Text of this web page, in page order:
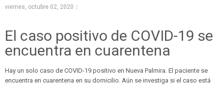
viernes, octubre 02, 2020
El caso positivo de COVID-19 se
encuentra en cuarentena
Hay un solo caso de COVID-19 positivo en Nueva Palmira. El paciente se
encuentra en cuarentena en su domicilio. Aún se investiga si el caso está